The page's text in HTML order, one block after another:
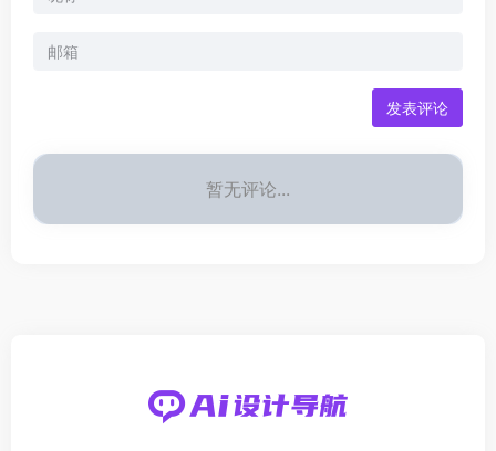
发表评论
暂无评论...